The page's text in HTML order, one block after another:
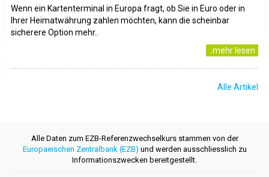
Wenn ein Kartenterminal in Europa fragt, ob Sie in Euro oder in
Ihrer Heimatwährung zahlen möchten, kann die scheinbar
sicherere Option mehr..
..mehr lesen
Alle Artikel
Alle Daten zum EZB-Referenzwechselkurs stammen von der
Europaeischen Zentralbank (EZB) und werden ausschliesslich zu
Informationszwecken bereitgestellt.